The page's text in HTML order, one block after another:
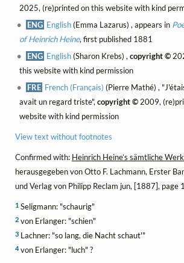
2025, (re)printed on this website with kind
ENG English(Emma Lazarus) , appears in
of Heinrich Heine, first published 1881
ENG English(Sharon Krebs) ,copyright ©
this website with kind permission
FRE French (Français) (Pierre Mathé) ,
avait un regard triste", copyright ©2009,
website with kind permission
View text without footnotes
Confirmed with: Heinrich Heine’s sämtliche
herausgegeben von Otto F. Lachmann, Erster
und Verlag von Philipp Reclam jun, [1887], page
1Seligmann: "schaurig"
2von Erlanger: "schien"
3Lachner: "so lang, die Nacht schaut'"
4von Erlanger: "luch" ?